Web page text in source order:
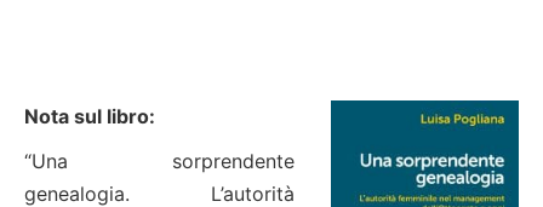
Nota sul libro:
“Una sorprendente
genealogia. L’autorità